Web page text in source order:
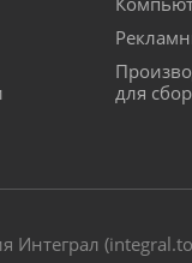
для
Интеграл